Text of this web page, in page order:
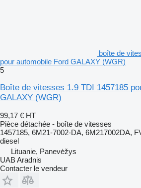
boîte de
pour automobile Ford GALAXY (WGR)
5
Boîte de vitesses 1.9 TDI 1457185
GALAXY (WGR)
99,17 € HT
Pièce détachée - boîte de vitesses
1457185, 6M21-7002-DA, 6M217002DA,
diesel
Lituanie, Panevėžys
UAB Aradnis
Contacter le vendeur